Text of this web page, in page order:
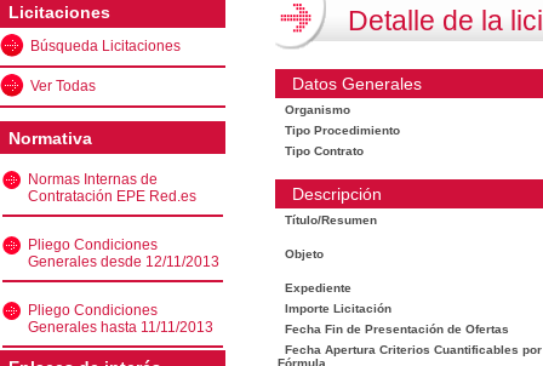
Licitaciones
Búsqueda Licitaciones
Ver Todas
Normativa
Normas Internas de
Contratación EPE Red.es
Pliego Condiciones
Generales desde 12/11/2013
Pliego Condiciones
Generales hasta 11/11/2013
Detalle de la
Datos Generales
Organismo
Tipo Procedimiento
Tipo Contrato
Descripción
Título/Resumen
Objeto
Expediente
Importe Licitación
Fecha Fin de Presentación de Ofertas
Fecha Apertura Criterios Cuantificables por
Fórmula